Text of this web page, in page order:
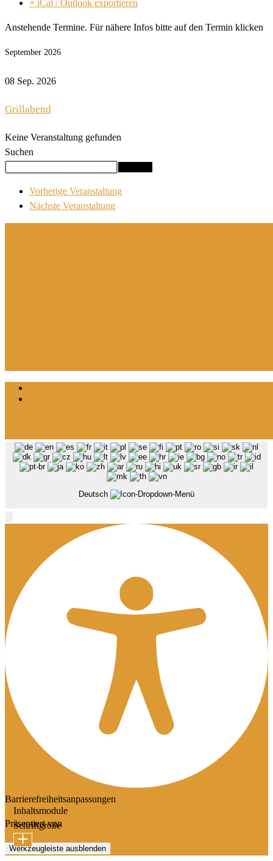
+ iCal / Outlook exportieren
Anstehende Termine. Für nähere Infos bitte auf den Termin klicken
September 2026
08 Sep. 2026
Grillabend
Keine Veranstaltung gefunden
Suchen
Vorherige Veranstaltung
Nächste Veranstaltung
Deutsch
Barrierefreiheitsanpassungen
Präsentiert von
Werkzeugleiste ausblenden
Inhaltsmodule
Schriftgröße